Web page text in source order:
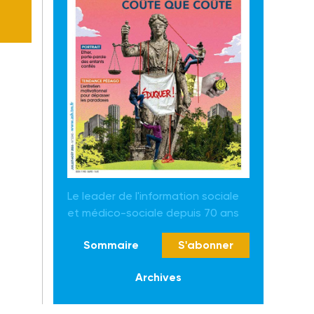
Le leader de l'information sociale
et médico-sociale depuis 70 ans
Sommaire S'abonner
Archives